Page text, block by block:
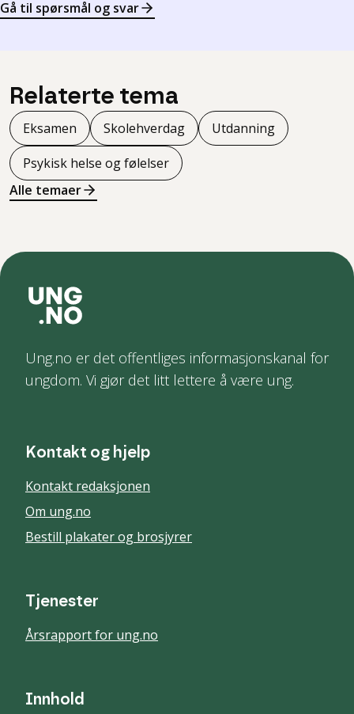
Gå til spørsmål og svar
Relaterte tema
Eksamen Skolehverdag
Utdanning
Psykisk helse og følelser
Alle temaer
Ung.no er det offentliges informasjonskanal for
ungdom. Vi gjør det litt lettere å være ung.
Kontakt og hjelp
Kontakt redaksjonen
Om ung.no
Bestill plakater og brosjyrer
Tjenester
Årsrapport for ung.no
Innhold